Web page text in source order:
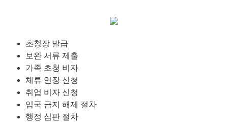
초청장 발급
보완 서류 제출
가족 초청 비자
체류 연장 신청
취업 비자 신청
입국 금지 해제 절차
행정 심판 절차